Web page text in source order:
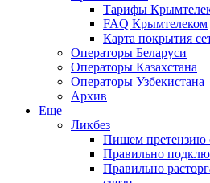
Тарифы
FAQ Крымтелеком
Карта покрытия
Операторы Беларуси
Операторы Казахстана
Операторы Узбекистана
Архив
Еще
Ликбез
Пишем претензию
Правильно
Правильно